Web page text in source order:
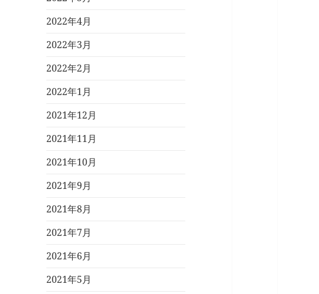
2022年4月
2022年3月
2022年2月
2022年1月
2021年12月
2021年11月
2021年10月
2021年9月
2021年8月
2021年7月
2021年6月
2021年5月